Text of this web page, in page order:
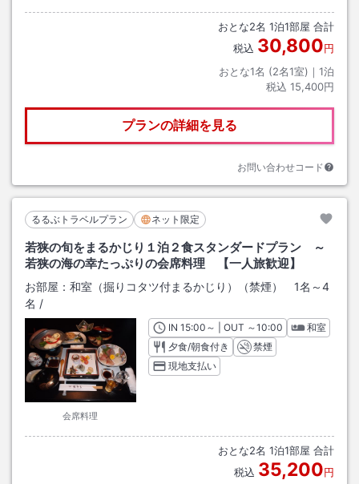
おとな2名 1泊1部屋 合計
税込 30,800円
おとな1名 (2名1室)｜ 1泊
税込 15,400円
プランの詳細を見る
お問い合わせコード
るるぶトラベルプラン ネット限定
若狭の旬をまるかじり１泊２食スタンダードプラン ～
若狭の海の幸たっぷりの会席料理 【一人旅歓迎】
お部屋： 和室（掘りコタツ付まるかじり）（禁煙） 1名～4
名 /
会席料理
INチェックイン
15:00 ～ | OUT チェックアウト
～10:00
和室
夕食/朝食付き
禁煙
現地支払い
おとな2名 1泊1部屋 合計
税込 35,200円